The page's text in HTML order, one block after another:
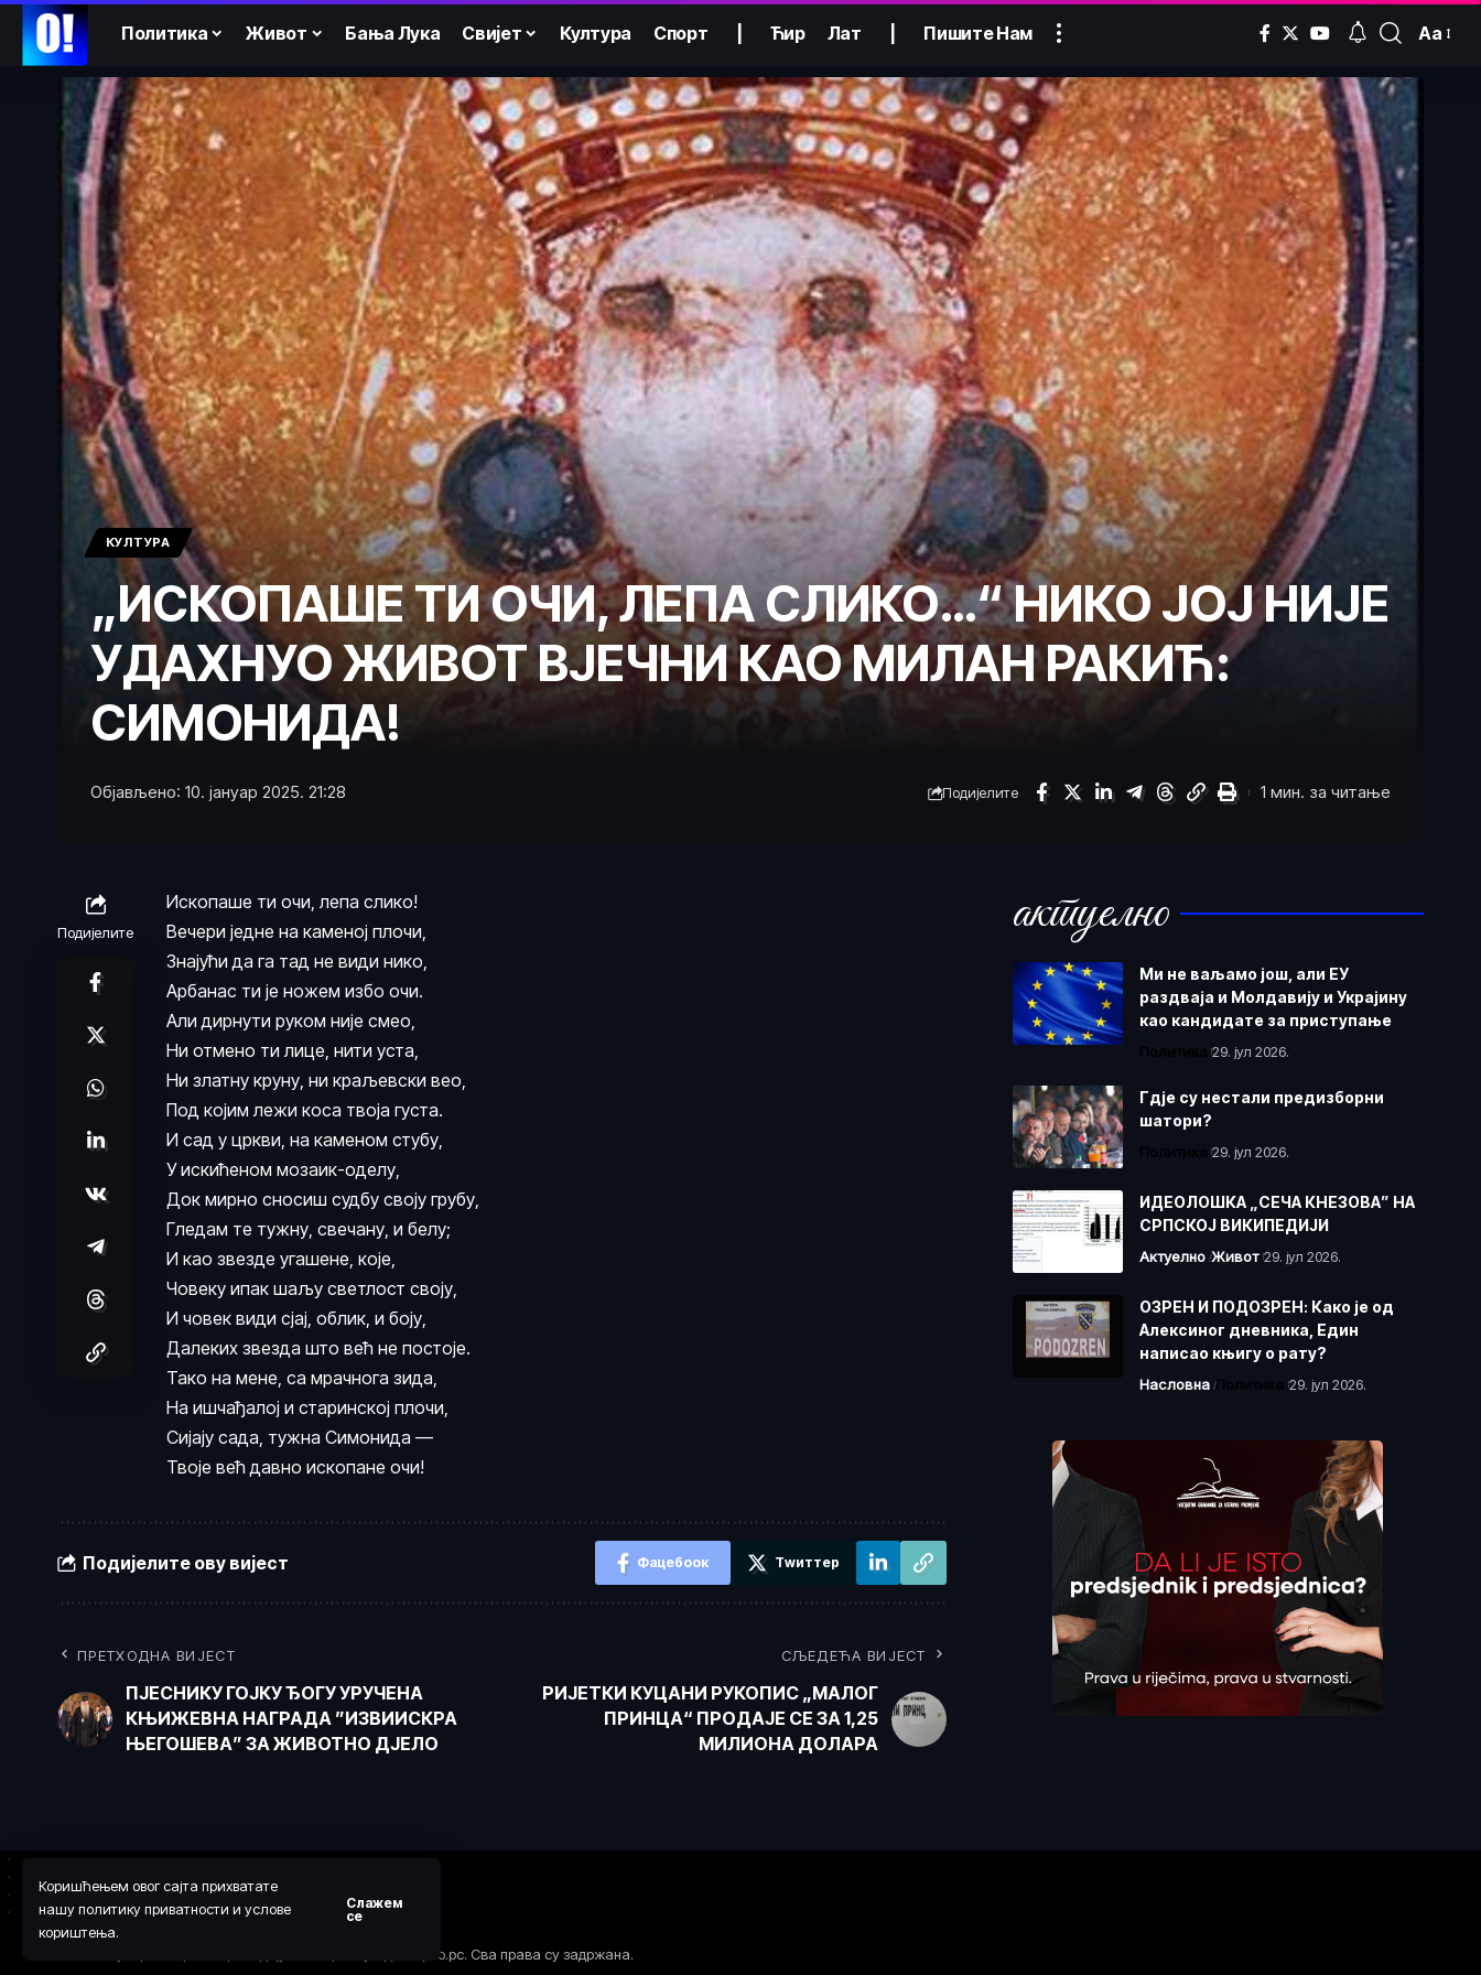
Коришћењем овог сајта прихватате
нашу политику приватности и услове
кориштења.
Слажем
се
Политика Живот Бања Лука Свијет Култура Спорт Ћир Лат Пишите Нам Аа
КУЛТУРА
„ИСКОПАШЕ ТИ ОЧИ, ЛЕПА СЛИКО…“ НИКО ЈОЈ НИЈЕ
УДАХНУО ЖИВОТ ВЈЕЧНИ КАО МИЛАН РАКИЋ:
СИМОНИДА!
Објављено: 10. јануар 2025. 21:28 Подијелите 1 мин. за читање
Подијелите
Ископаше ти очи, лепа слико!
Вечери једне на каменој плочи,
Знајући да га тад не види нико,
Арбанас ти је ножем избо очи.
Али дирнути руком није смео,
Ни отмено ти лице, нити уста,
Ни златну круну, ни краљевски вео,
Под којим лежи коса твоја густа.
И сад у цркви, на каменом стубу,
У искићеном мозаик-оделу,
Док мирно сносиш судбу своју грубу,
Гледам те тужну, свечану, и белу;
И као звезде угашене, које,
Човеку ипак шаљу светлост своју,
И човек види сјај, облик, и боју,
Далеких звезда што већ не постоје.
Тако на мене, са мрачнога зида,
На ишчађалој и старинској плочи,
Сијају сада, тужна Симонида —
Твоје већ давно ископане очи!
Подијелите ову вијест Фацебоок Тwиттер
ПРЕТХОДНА ВИЈЕСТ
ПЈЕСНИКУ ГОЈКУ ЂОГУ УРУЧЕНА
КЊИЖЕВНА НАГРАДА ”ИЗВИИСКРА
ЊЕГОШЕВА” ЗА ЖИВОТНО ДЈЕЛО
СЉЕДЕЋА ВИЈЕСТ
РИЈЕТКИ КУЦАНИ РУКОПИС „МАЛОГ
ПРИНЦА“ ПРОДАЈЕ СЕ ЗА 1,25
МИЛИОНА ДОЛАРА
актуелно
Ми не ваљамо још, али ЕУ
раздваја и Молдавију и Украјину
као кандидате за приступање
Политика 29. јул 2026.
Гдје су нестали предизборни
шатори?
Политика 29. јул 2026.
ИДЕОЛОШКА „СЕЧА КНЕЗОВА” НА
СРПСКОЈ ВИКИПЕДИЈИ
Актуелно Живот 29. јул 2026.
ОЗРЕН И ПОДОЗРЕН: Како је од
Алексиног дневника, Един
написао књигу о рату?
Насловна Политика 29. јул 2026.
© 2024 Ауторска права припадају веб порталу Одговорно.рс. Сва права су задржана.